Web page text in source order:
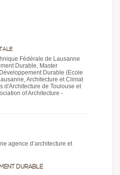
Fédérale de Lausanne
Durable, Master
Durable (Ecole
Architecture et Climat
d'Architecture de Toulouse et
of Architecture -
agence d’architecture et
DURABLE